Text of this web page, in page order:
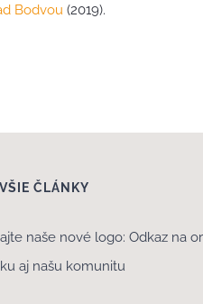
Bodvou (2019).
ČLÁNKY
naše nové logo: Odkaz na
aj našu komunitu